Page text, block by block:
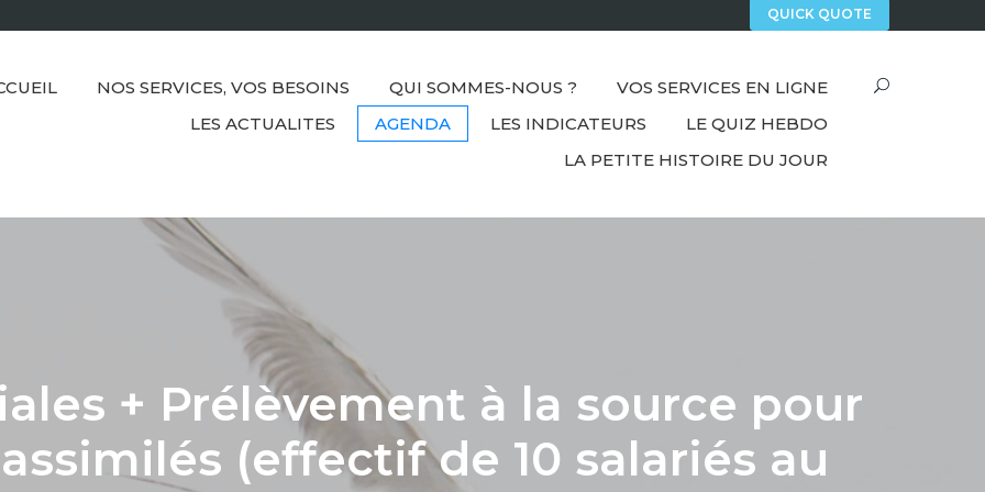
QUICK QUOTE
NOS SERVICES, VOS BESOINS QUI SOMMES-NOUS ?
VOS SERVICES EN LIGNE
LES ACTUALITES
AGENDA LES INDICATEURS
LE QUIZ HEBDO
LA PETITE HISTOIRE DU JOUR
+ Prélèvement à la source pour
(effectif de 10 salariés au